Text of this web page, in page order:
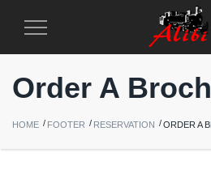
Toggle
Order A
HOME FOOTER RESERVATION ORDER A